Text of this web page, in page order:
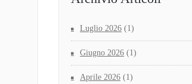
Luglio 2026 (1)
Giugno 2026 (1)
Aprile 2026 (1)